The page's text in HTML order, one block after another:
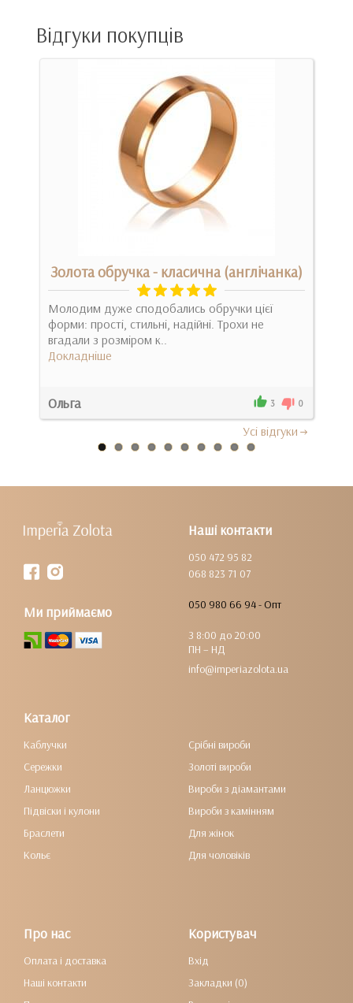
Відгуки покупців
Золота обручка - класична (англічанка)
Молодим дуже сподобались обручки цієї
форми: прості, стильні, надійні. Трохи не
вгадали з розміром к..
Докладніше
Ольга 3 0
Усi вiдгуки
Наші контакти
050 472 95 82
068 823 71 07
050 980 66 94 - Опт
З 8:00 до 20:00
ПН – НД
info@imperiazolota.ua
Ми приймаємо
Каталог
Каблучки
Сережки
Ланцюжки
Підвіски і кулони
Браслети
Кольє
Срібні вироби
Золоті вироби
Вироби з діамантами
Вироби з камінням
Для жінок
Для чоловіків
Про нас
Оплата і доставка
Наші контакти
Користувач
Вхід
Закладки (0)